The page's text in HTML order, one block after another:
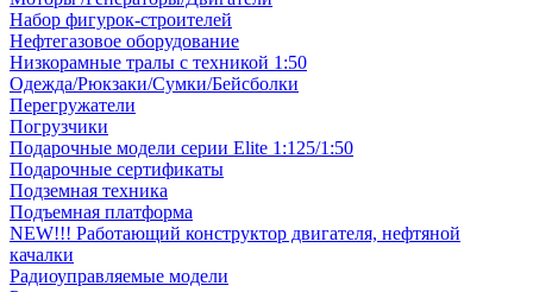
Набор фигурок-строителей
Нефтегазовое оборудование
Низкорамные тралы с техникой 1:50
Одежда/Рюкзаки/Сумки/Бейсболки
Перегружатели
Погрузчики
Подарочные модели серии Elite 1:125/1:50
Подарочные сертификаты
Подземная техника
Подъемная платформа
NEW!!! Работающий конструктор двигателя, нефтяной
качалки
Радиоуправляемые модели